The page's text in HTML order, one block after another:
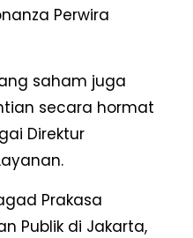
Perwira
saham juga
secara hormat
Direktur
Prakasa
Publik di Jakarta,